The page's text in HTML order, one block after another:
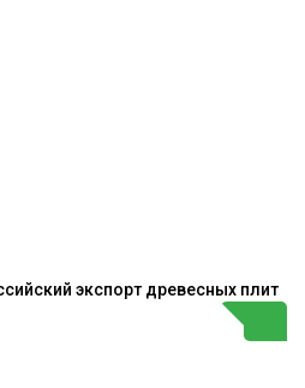
экспорт древесных плит